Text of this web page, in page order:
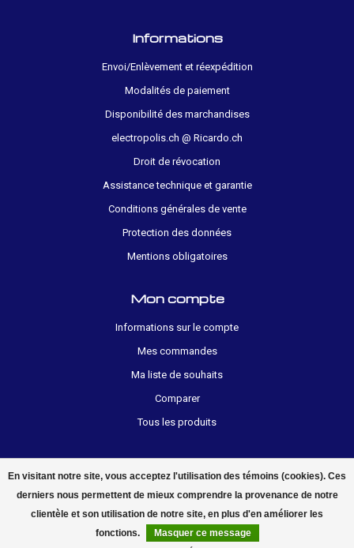
En visitant notre site, vous acceptez l'utilisation des témoins (cookies). Ces
derniers nous permettent de mieux comprendre la provenance de notre
clientèle et son utilisation de notre site, en plus d'en améliorer les
fonctions.
Masquer ce message
Informations
Envoi/Enlèvement et réexpédition
Modalités de paiement
Disponibilité des marchandises
electropolis.ch @ Ricardo.ch
Droit de révocation
Assistance technique et garantie
Conditions générales de vente
Protection des données
Mentions obligatoires
Mon compte
Informations sur le compte
Mes commandes
Ma liste de souhaits
Comparer
Tous les produits
© 2026 electropolis.ch
FILTRES